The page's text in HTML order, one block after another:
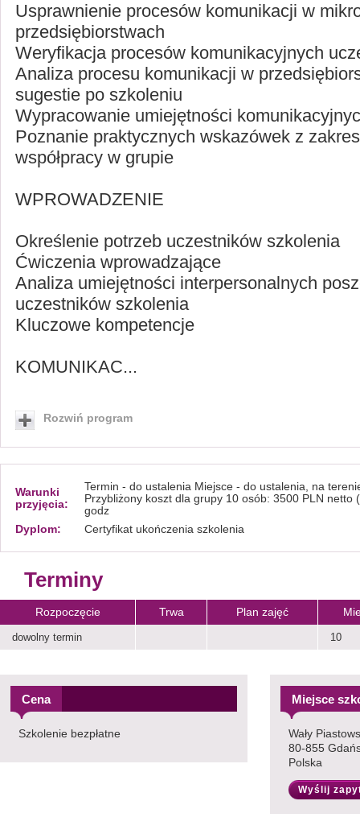
Usprawnienie procesów komunikacji w
przedsiębiorstwach
Weryfikacja procesów komunikacyjnych
Analiza procesu komunikacji w
sugestie po szkoleniu
Wypracowanie umiejętności
Poznanie praktycznych wskazówek z
współpracy w grupie
WPROWADZENIE
Określenie potrzeb uczestników szkolenia
Ćwiczenia wprowadzające
Analiza umiejętności interpersonalnych
uczestników szkolenia
Kluczowe kompetencje
KOMUNIKAC...
Rozwiń program
Warunki
przyjęcia:
Termin - do ustalenia Miejsce - do ustalenia, na
Przybliżony koszt dla grupy 10 osób: 3500 PLN netto
godz
Dyplom:
Certyfikat ukończenia szkolenia
Terminy
Rozpoczęcie Trwa Plan zajęć
dowolny termin 10
Cena
Szkolenie bezpłatne
Miejsce
Wały
80-855
Polska
Wyślij